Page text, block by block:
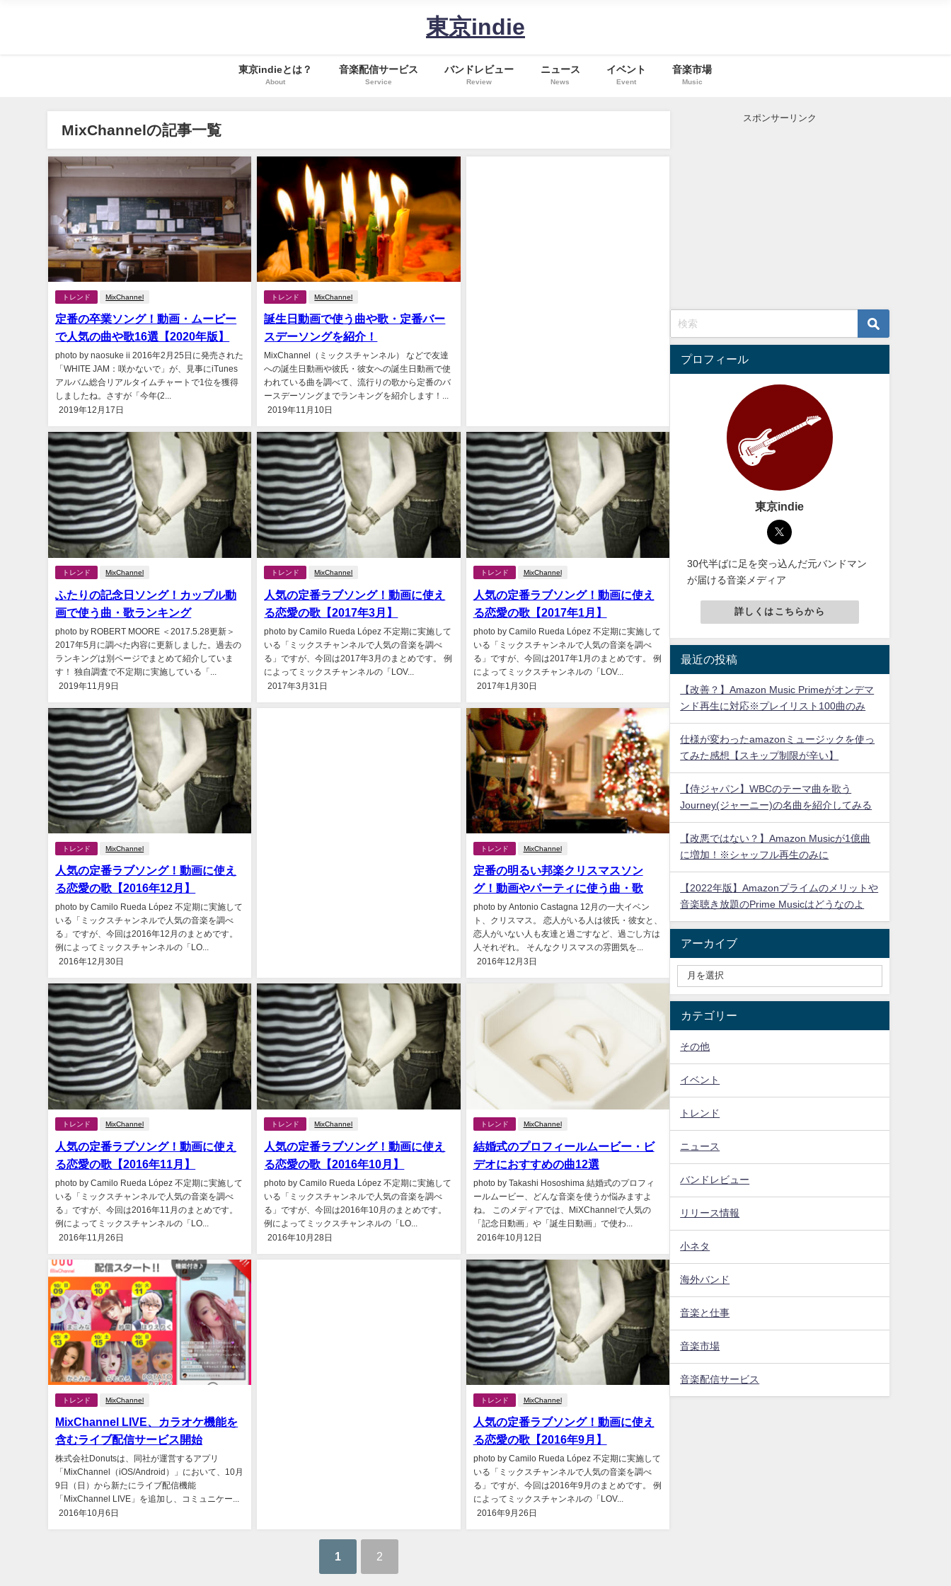
東京indie
東京indieとは？
About
音楽配信サービス
Service
バンドレビュー
Review
ニュース
News
イベント
Event
音楽市場
Music
MixChannelの記事一覧
トレンド MixChannel
定番の卒業ソング！動画・ムービー
で人気の曲や歌16選【2020年版】
photo by naosuke ii 2016年2月25日に発売された
「WHITE JAM：咲かないで」が、見事にiTunes
アルバム総合リアルタイムチャートで1位を獲得
しましたね。さすが「今年(2...
2019年12月17日
トレンド MixChannel
誕生日動画で使う曲や歌・定番バー
スデーソングを紹介！
MixChannel（ミックスチャンネル） などで友達
への誕生日動画や彼氏・彼女への誕生日動画で使
われている曲を調べて、流行りの歌から定番のバ
ースデーソングまでランキングを紹介します！...
2019年11月10日
トレンド MixChannel
ふたりの記念日ソング！カップル動
画で使う曲・歌ランキング
photo by ROBERT MOORE ＜2017.5.28更新＞
2017年5月に調べた内容に更新しました。過去の
ランキングは別ページでまとめて紹介していま
す！ 独自調査で不定期に実施している「...
2019年11月9日
トレンド MixChannel
人気の定番ラブソング！動画に使え
る恋愛の歌【2017年3月】
photo by Camilo Rueda López 不定期に実施して
いる「ミックスチャンネルで人気の音楽を調べ
る」ですが、今回は2017年3月のまとめです。 例
によってミックスチャンネルの「LOV...
2017年3月31日
トレンド MixChannel
人気の定番ラブソング！動画に使え
る恋愛の歌【2017年1月】
photo by Camilo Rueda López 不定期に実施して
いる「ミックスチャンネルで人気の音楽を調べ
る」ですが、今回は2017年1月のまとめです。 例
によってミックスチャンネルの「LOV...
2017年1月30日
トレンド MixChannel
人気の定番ラブソング！動画に使え
る恋愛の歌【2016年12月】
photo by Camilo Rueda López 不定期に実施して
いる「ミックスチャンネルで人気の音楽を調べ
る」ですが、今回は2016年12月のまとめです。
例によってミックスチャンネルの「LO...
2016年12月30日
トレンド MixChannel
定番の明るい邦楽クリスマスソン
グ！動画やパーティに使う曲・歌
photo by Antonio Castagna 12月の一大イベン
ト、クリスマス。 恋人がいる人は彼氏・彼女と、
恋人がいない人も友達と過ごすなど、過ごし方は
人それぞれ。 そんなクリスマスの雰囲気を...
2016年12月3日
トレンド MixChannel
人気の定番ラブソング！動画に使え
る恋愛の歌【2016年11月】
photo by Camilo Rueda López 不定期に実施して
いる「ミックスチャンネルで人気の音楽を調べ
る」ですが、今回は2016年11月のまとめです。
例によってミックスチャンネルの「LO...
2016年11月26日
トレンド MixChannel
人気の定番ラブソング！動画に使え
る恋愛の歌【2016年10月】
photo by Camilo Rueda López 不定期に実施して
いる「ミックスチャンネルで人気の音楽を調べ
る」ですが、今回は2016年10月のまとめです。
例によってミックスチャンネルの「LO...
2016年10月28日
トレンド MixChannel
結婚式のプロフィールムービー・ビ
デオにおすすめの曲12選
photo by Takashi Hososhima 結婚式のプロフィ
ールムービー、どんな音楽を使うか悩みますよ
ね。 このメディアでは、MiXChannelで人気の
「記念日動画」や「誕生日動画」で使わ...
2016年10月12日
トレンド MixChannel
MixChannel LIVE、カラオケ機能を
含むライブ配信サービス開始
株式会社Donutsは、同社が運営するアプリ
「MixChannel（iOS/Android）」において、10月
9日（日）から新たにライブ配信機能
「MixChannel LIVE」を追加し、コミュニケー...
2016年10月6日
トレンド MixChannel
人気の定番ラブソング！動画に使え
る恋愛の歌【2016年9月】
photo by Camilo Rueda López 不定期に実施して
いる「ミックスチャンネルで人気の音楽を調べ
る」ですが、今回は2016年9月のまとめです。 例
によってミックスチャンネルの「LOV...
2016年9月26日
1 2
スポンサーリンク
プロフィール
東京indie
30代半ばに足を突っ込んだ元バンドマン
が届ける音楽メディア
詳しくはこちらから
最近の投稿
【改善？】Amazon Music Primeがオンデマ
ンド再生に対応※プレイリスト100曲のみ
仕様が変わったamazonミュージックを使っ
てみた感想【スキップ制限が辛い】
【侍ジャパン】WBCのテーマ曲を歌う
Journey(ジャーニー)の名曲を紹介してみる
【改悪ではない？】Amazon Musicが1億曲
に増加！※シャッフル再生のみに
【2022年版】Amazonプライムのメリットや
音楽聴き放題のPrime Musicはどうなのよ
アーカイブ
カテゴリー
その他
イベント
トレンド
ニュース
バンドレビュー
リリース情報
小ネタ
海外バンド
音楽と仕事
音楽市場
音楽配信サービス